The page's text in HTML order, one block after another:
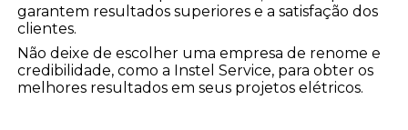
garantem resultados superiores e a satisfação dos
clientes.
Não deixe de escolher uma empresa de renome e
credibilidade, como a Instel Service, para obter os
melhores resultados em seus projetos elétricos.